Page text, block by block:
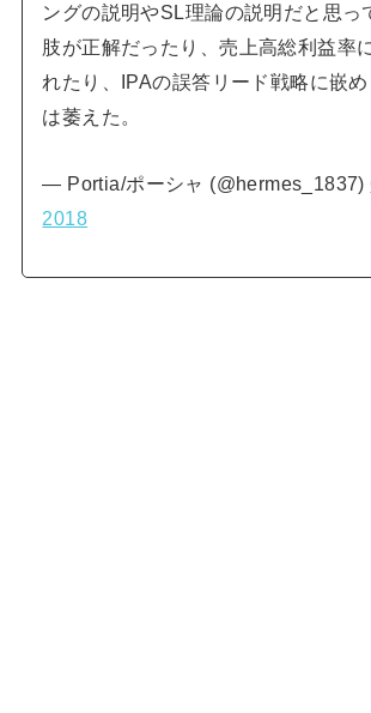
ングの説明やSL理論の説明だと思っ
肢が正解だったり、売上高総利益率
れたり、IPAの誤答リード戦略に嵌
は萎えた。
— Portia/ポーシャ (@hermes_1837)
2018